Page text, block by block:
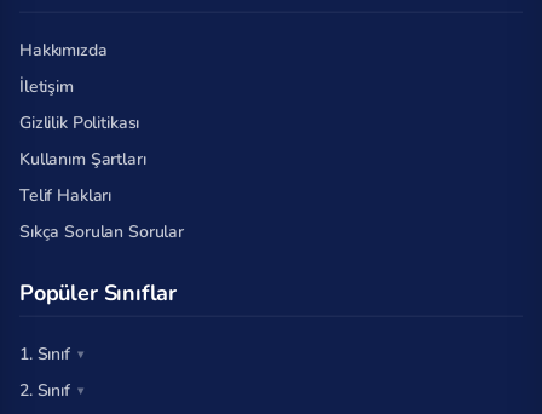
Hakkımızda
İletişim
Gizlilik Politikası
Kullanım Şartları
Telif Hakları
Sıkça Sorulan Sorular
Popüler Sınıflar
1. Sınıf
2. Sınıf